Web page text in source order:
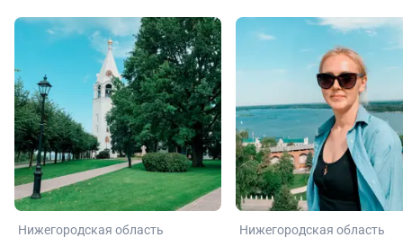
Нижегородская область Нижегородская область